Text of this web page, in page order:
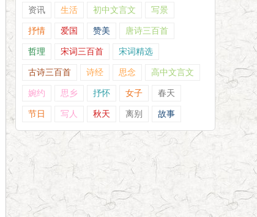
资讯 生活 初中文言文 写景
抒情 爱国 赞美 唐诗三百首
哲理 宋词三百首 宋词精选
古诗三百首 诗经 思念 高中文言文
婉约 思乡 抒怀 女子 春天
节日 写人 秋天 离别 故事